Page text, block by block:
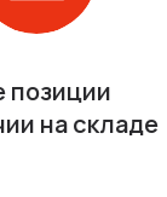
позиции
на складе